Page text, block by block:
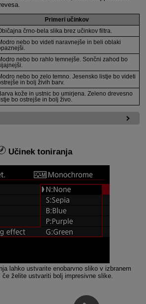
Primeri učinkov
črno-bela slika brez učinkov filtra.
nebo bo videti naravnejše in beli oblaki
nebo bo rahlo temnejše. Sončni zahod bo
nebo bo zelo temno. Jesensko listje bo videti
in bolj živih barv.
kože in ustnic bo umirjena. Zeleno drevesno
bo ostrejše in bolj živo.
Učinek toniranja
lahko ustvarite enobarvno sliko v izbranem
če želite ustvariti bolj impresivne slike.